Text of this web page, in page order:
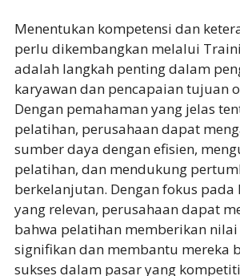
Menentukan kompetensi dan
perlu dikembangkan melalui
adalah langkah penting dalam
karyawan dan pencapaian tujuan
Dengan pemahaman yang jelas
pelatihan, perusahaan dapat
sumber daya dengan efisien,
pelatihan, dan mendukung
berkelanjutan. Dengan fokus pada
yang relevan, perusahaan dapat
bahwa pelatihan memberikan
signifikan dan membantu mereka
sukses dalam pasar yang